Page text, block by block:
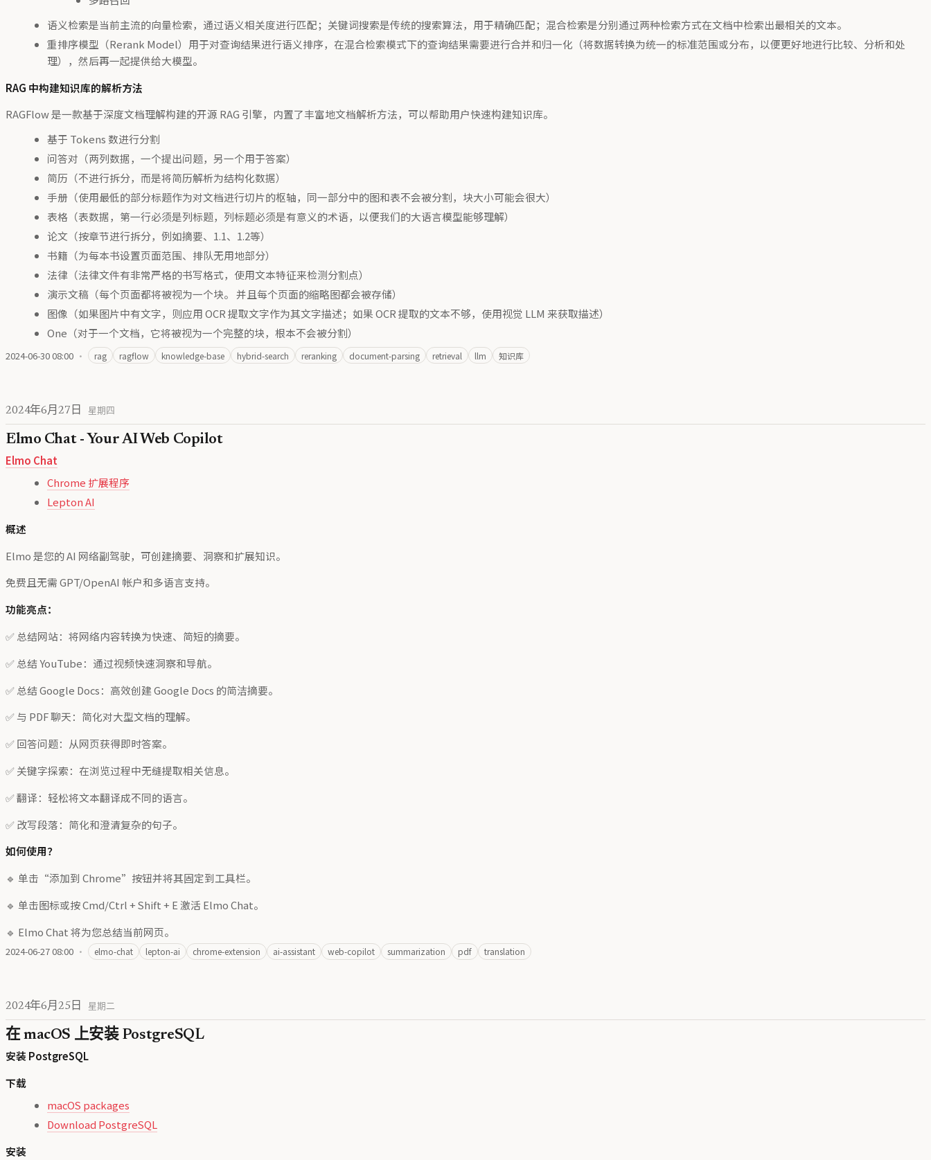
语义检索是当前主流的向量检索，通过语义相关度进行匹配；关键词搜索是传统的搜索算法，用于精确匹配；混合检索是分别通过两种检索方式在文档中检索出最相关的文本。
重排序模型（Rerank Model）用于对查询结果进行语义排序，在混合检索模式下的查询结果需要进行合并和归一化（将数据转换为统一的标准范围或分布，以便更好地进行比较、分析和处
理），然后再一起提供给大模型。
RAG 中构建知识库的解析方法
RAGFlow 是一款基于深度文档理解构建的开源 RAG 引擎，内置了丰富地文档解析方法，可以帮助用户快速构建知识库。
基于 Tokens 数进行分割
问答对（两列数据，一个提出问题，另一个用于答案）
简历（不进行拆分，而是将简历解析为结构化数据）
手册（使用最低的部分标题作为对文档进行切片的枢轴，同一部分中的图和表不会被分割，块大小可能会很大）
表格（表数据，第一行必须是列标题，列标题必须是有意义的术语，以便我们的大语言模型能够理解）
论文（按章节进行拆分，例如摘要、1.1、1.2等）
书籍（为每本书设置页面范围、排队无用地部分）
法律（法律文件有非常严格的书写格式，使用文本特征来检测分割点）
演示文稿（每个页面都将被视为一个块。 并且每个页面的缩略图都会被存储）
图像（如果图片中有文字，则应用 OCR 提取文字作为其文字描述；如果 OCR 提取的文本不够，使用视觉 LLM 来获取描述）
One（对于一个文档，它将被视为一个完整的块，根本不会被分割）
2024-06-30 08:00 · rag ragflow knowledge-base hybrid-search reranking document-parsing retrieval llm 知识库
2024年6月27日 星期四
Elmo Chat - Your AI Web Copilot
Elmo Chat
Chrome 扩展程序
Lepton AI
概述
Elmo 是您的 AI 网络副驾驶，可创建摘要、洞察和扩展知识。
免费且无需 GPT/OpenAI 帐户和多语言支持。
功能亮点：
✅ 总结网站：将网络内容转换为快速、简短的摘要。
✅ 总结 YouTube：通过视频快速洞察和导航。
✅ 总结 Google Docs：高效创建 Google Docs 的简洁摘要。
✅ 与 PDF 聊天：简化对大型文档的理解。
✅ 回答问题：从网页获得即时答案。
✅ 关键字探索：在浏览过程中无缝提取相关信息。
✅ 翻译：轻松将文本翻译成不同的语言。
✅ 改写段落：简化和澄清复杂的句子。
如何使用？
🔹 单击“添加到 Chrome”按钮并将其固定到工具栏。
🔹 单击图标或按 Cmd/Ctrl + Shift + E 激活 Elmo Chat。
🔹 Elmo Chat 将为您总结当前网页。
2024-06-27 08:00 · elmo-chat lepton-ai chrome-extension ai-assistant web-copilot summarization pdf translation
2024年6月25日 星期二
在 macOS 上安装 PostgreSQL
安装 PostgreSQL
下载
macOS packages
Download PostgreSQL
安装